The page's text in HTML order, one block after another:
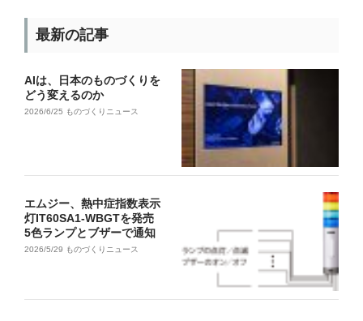
最新の記事
AIは、日本のものづくりを
どう変えるのか
2026/6/25 ものづくりニュース
エムジー、熱中症指数表示
灯IT60SA1-WBGTを発売
5色ランプとブザーで通知
2026/5/29 ものづくりニュース